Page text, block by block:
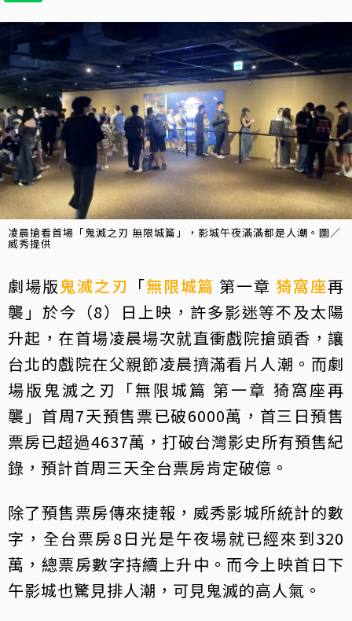
凌晨搶看首場「鬼滅之刃 無限城篇」，影城午夜滿滿都是人潮。圖／
威秀提供
劇場版 鬼滅之刃 「無限城篇 第一章 猗窩座再
襲」於今（8）日上映，許多影迷等不及太陽
升起，在首場凌晨場次就直衝戲院搶頭香，讓
台北的戲院在父親節凌晨擠滿看片人潮。而劇
場版鬼滅之刃「無限城篇 第一章 猗窩座再
襲」首周7天預售票已破6000萬，首三日預售
票房已超過4637萬，打破台灣影史所有預售紀
錄，預計首周三天全台票房肯定破億。
除了預售票房傳來捷報，威秀影城所統計的數
字，全台票房8日光是午夜場就已經來到320
萬，總票房數字持續上升中。而今上映首日下
午影城也驚見排人潮，可見鬼滅的高人氣。